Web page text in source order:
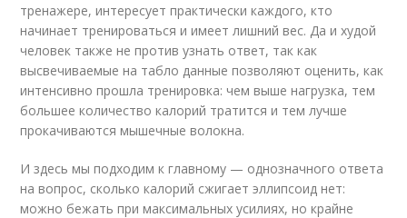
тренажере, интересует практически каждого, кто
начинает тренироваться и имеет лишний вес. Да и худой
человек также не против узнать ответ, так как
высвечиваемые на табло данные позволяют оценить, как
интенсивно прошла тренировка: чем выше нагрузка, тем
большее количество калорий тратится и тем лучше
прокачиваются мышечные волокна.
И здесь мы подходим к главному — однозначного ответа
на вопрос, сколько калорий сжигает эллипсоид нет:
можно бежать при максимальных усилиях, но крайне